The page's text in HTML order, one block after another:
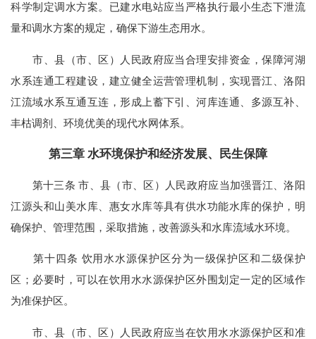
科学制定调水方案。已建水电站应当严格执行最小生态下泄流
量和调水方案的规定，确保下游生态用水。
市、县（市、区）人民政府应当合理安排资金，保障河湖
水系连通工程建设，建立健全运营管理机制，实现晋江、洛阳
江流域水系互通互连，形成上蓄下引、河库连通、多源互补、
丰枯调剂、环境优美的现代水网体系。
第三章 水环境保护和经济发展、民生保障
第十三条 市、县（市、区）人民政府应当加强晋江、洛阳
江源头和山美水库、惠女水库等具有供水功能水库的保护，明
确保护、管理范围，采取措施，改善源头和水库流域水环境。
第十四条 饮用水水源保护区分为一级保护区和二级保护
区；必要时，可以在饮用水水源保护区外围划定一定的区域作
为准保护区。
市、县（市、区）人民政府应当在饮用水水源保护区和准